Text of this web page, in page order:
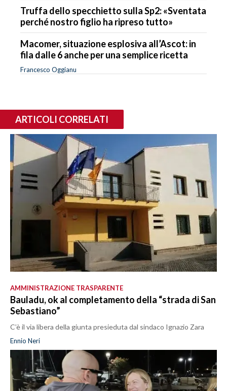
Truffa dello specchietto sulla Sp2: «Sventata
perché nostro figlio ha ripreso tutto»
Macomer, situazione esplosiva all’Ascot: in
fila dalle 6 anche per una semplice ricetta
Francesco Oggianu
ARTICOLI CORRELATI
AMMINISTRAZIONE TRASPARENTE
Bauladu, ok al completamento della “strada di San
Sebastiano”
C’è il via libera della giunta presieduta dal sindaco Ignazio Zara
Ennio Neri